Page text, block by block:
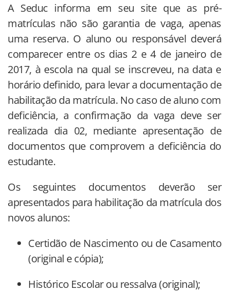
A Seduc informa em seu site que as pré-
matrículas não são garantia de vaga, apenas
uma reserva. O aluno ou responsável deverá
comparecer entre os dias 2 e 4 de janeiro de
2017, à escola na qual se inscreveu, na data e
horário definido, para levar a documentação de
habilitação da matrícula. No caso de aluno com
deficiência, a confirmação da vaga deve ser
realizada dia 02, mediante apresentação de
documentos que comprovem a deficiência do
estudante.
Os seguintes documentos deverão ser
apresentados para habilitação da matrícula dos
novos alunos:
Certidão de Nascimento ou de Casamento
(original e cópia);
Histórico Escolar ou ressalva (original);